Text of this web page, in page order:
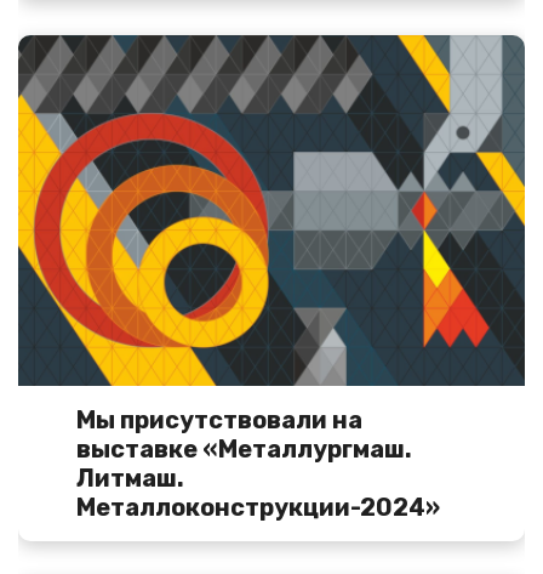
Мы присутствовали на
выставке «Металлургмаш.
Литмаш.
Металлоконструкции-2024»